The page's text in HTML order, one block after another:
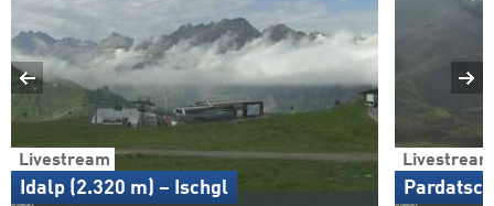
Livestream
Idalp (2.320 m) – Ischgl
Livestream